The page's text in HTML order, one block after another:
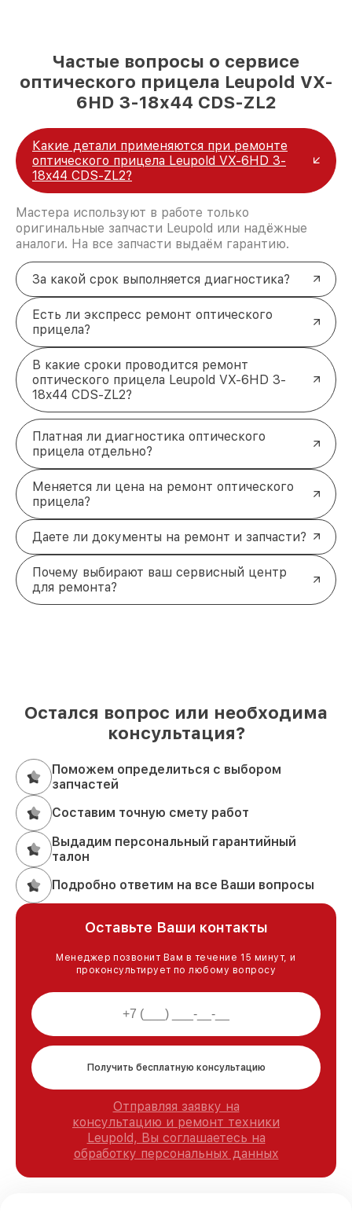
Частые вопросы о сервисе
оптического прицела Leupold VX-
6HD 3-18x44 CDS-ZL2
Какие детали применяются при ремонте
оптического прицела Leupold VX-6HD 3-
18x44 CDS-ZL2?
Мастера используют в работе только
оригинальные запчасти Leupold или надёжные
аналоги. На все запчасти выдаём гарантию.
За какой срок выполняется диагностика?
Есть ли экспресс ремонт оптического
прицела?
В какие сроки проводится ремонт
оптического прицела Leupold VX-6HD 3-
18x44 CDS-ZL2?
Платная ли диагностика оптического
прицела отдельно?
Меняется ли цена на ремонт оптического
прицела?
Даете ли документы на ремонт и запчасти?
Почему выбирают ваш сервисный центр
для ремонта?
Остался вопрос или необходима
консультация?
Поможем определиться с выбором
запчастей
Составим точную смету работ
Выдадим персональный гарантийный
талон
Подробно ответим на все Ваши вопросы
Оставьте Ваши контакты
Менеджер позвонит Вам в течение 15 минут, и
проконсультирует по любому вопросу
Получить бесплатную консультацию
Отправляя заявку на
консультацию и ремонт техники
Leupold, Вы соглашаетесь на
обработку персональных данных